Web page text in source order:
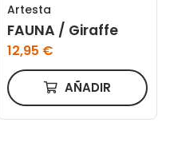
Artesta
FAUNA / Giraffe
12,95 €
AÑADIR